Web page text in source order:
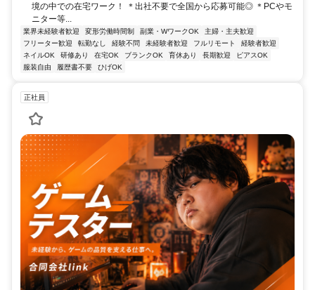
境の中での在宅ワーク！ ＊出社不要で全国から応募可能◎ ＊PCやモ
ニター等...
業界未経験者歓迎 変形労働時間制 副業・WワークOK
主婦・主夫歓迎
フリーター歓迎
転勤なし 経験不問 未経験者歓迎 フルリモート
経験者歓迎
ネイルOK
研修あり 在宅OK ブランクOK 育休あり 長期歓迎
ピアスOK
服装自由
履歴書不要 ひげOK
正社員